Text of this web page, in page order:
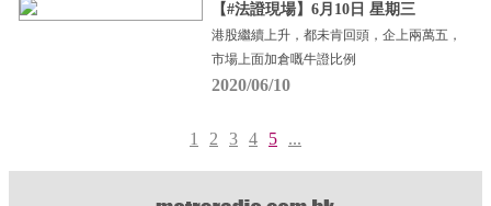
【#法證現場】6月10日 星期三
港股繼續上升，都未肯回頭，企上兩萬五，
市場上面加倉嘅牛證比例
2020/06/10
1 2 3 4 5 ...